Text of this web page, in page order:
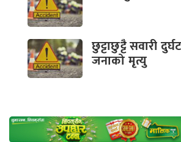
छुट्टाछुट्टै सवारी
जनाको मृत्यु